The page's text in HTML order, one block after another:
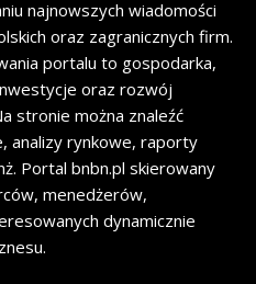
najnowszych wiadomości
oraz zagranicznych firm.
portalu to gospodarka,
oraz rozwój
stronie można znaleźć
analizy rynkowe, raporty
Portal bnbn.pl skierowany
menedżerów,
dynamicznie